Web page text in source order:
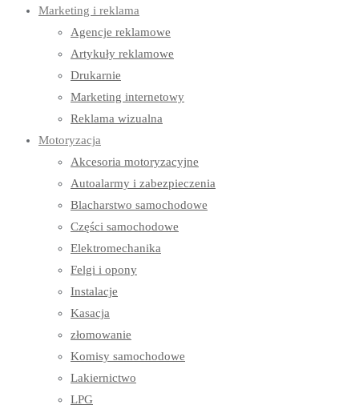
Marketing i reklama
Agencje reklamowe
Artykuły reklamowe
Drukarnie
Marketing internetowy
Reklama wizualna
Motoryzacja
Akcesoria motoryzacyjne
Autoalarmy i zabezpieczenia
Blacharstwo samochodowe
Części samochodowe
Elektromechanika
Felgi i opony
Instalacje
Kasacja
złomowanie
Komisy samochodowe
Lakiernictwo
LPG